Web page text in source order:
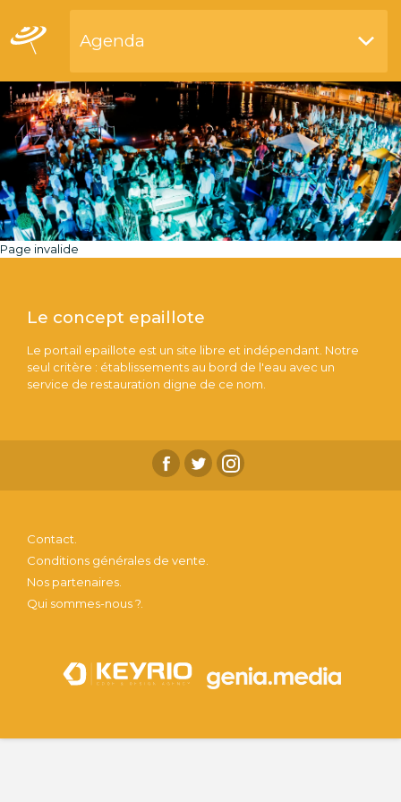
Agenda
Page invalide
Le concept epaillote
Le portail epaillote est un site libre et indépendant. Notre
seul critère : établissements au bord de l'eau avec un
service de restauration digne de ce nom.
Contact.
Conditions générales de vente.
Nos partenaires.
Qui sommes-nous ?.